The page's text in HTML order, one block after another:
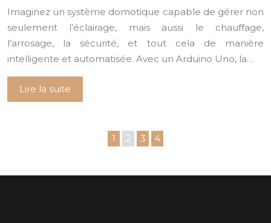
Imaginez un système domotique capable de gérer non
seulement l’éclairage, mais aussi le chauffage,
l’arrosage, la sécurité, et tout cela de manière
intelligente et automatisée. Avec un Arduino Uno, la…
Lire la suite
1 2 3 4